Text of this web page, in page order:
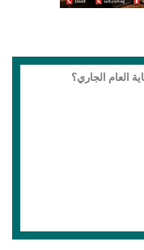
العام الجاري؟